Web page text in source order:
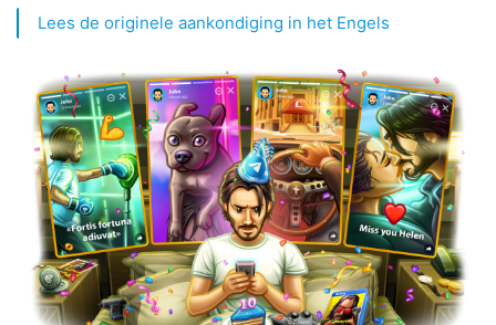
Lees de originele aankondiging in het Engels